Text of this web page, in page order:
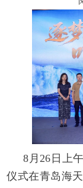
8月26日上
仪式在青岛海